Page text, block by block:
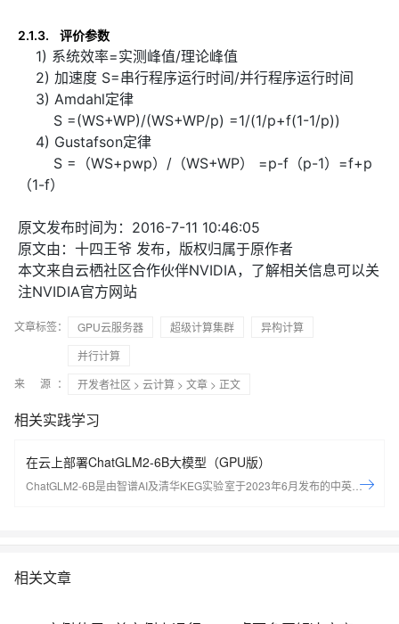
2.1.3. 评价参数
1) 系统效率=实测峰值/理论峰值
2) 加速度 S=串行程序运行时间/并行程序运行时间
3) Amdahl定律
S =(WS+WP)/(WS+WP/p) =1/(1/p+f(1-1/p))
4) Gustafson定律
S =（WS+pwp）/（WS+WP） =p-f（p-1）=f+p
（1-f）
原文发布时间为：2016-7-11 10:46:05
原文由：十四王爷 发布，版权归属于原作者
本文来自云栖社区合作伙伴NVIDIA，了解相关信息可以关
注NVIDIA官方网站
文章标签： GPU云服务器 超级计算集群
异构计算
并行计算
来 源：
开发者社区 > 云计算 > 文章 > 正文
相关实践学习
在云上部署ChatGLM2-6B大模型（GPU版）
ChatGLM2-6B是由智谱AI及清华KEG实验室于2023年6月发布的中英双语
相关文章